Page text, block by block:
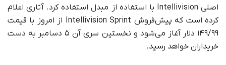
اصلی Intellivision با استفاده از مبدل استفاده کرد. آتاری اعلام
کرده است که پیش‌فروش Intellivision Sprint از امروز با قیمت
۱۴۹/۹۹ دلار آغاز می‌شود و نخستین سری آن ۵ دسامبر به دست
خریداران خواهد رسید.